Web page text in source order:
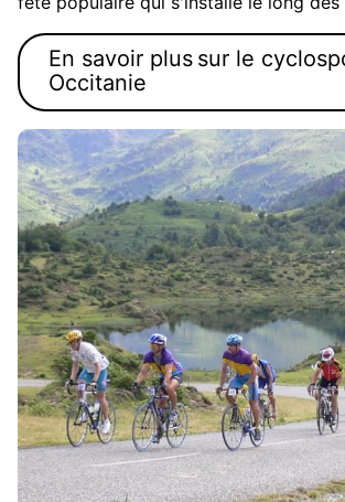
En savoir plus sur le
Occitanie